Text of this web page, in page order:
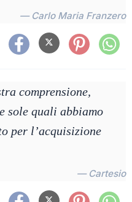
— Carlo Maria Franzero
comprensione,
sole quali abbiamo
per l’acquisizione
— Cartesio